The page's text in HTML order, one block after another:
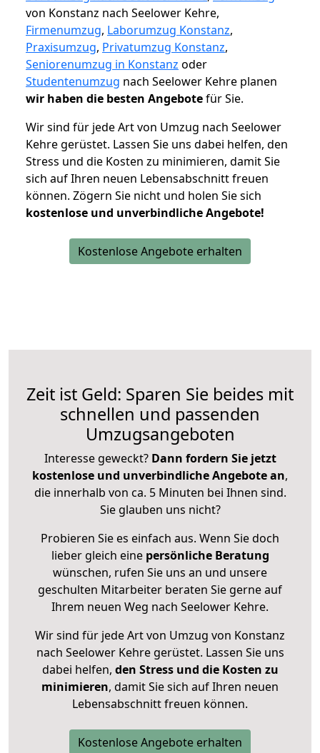
von Konstanz nach Seelower Kehre,
Firmenumzug, Laborumzug Konstanz,
Praxisumzug, Privatumzug Konstanz,
Seniorenumzug in Konstanz oder
Studentenumzug nach Seelower Kehre planen
wir haben die besten Angebotefür Sie.
Wir sind für jede Art von Umzug nach Seelower
Kehre gerüstet. Lassen Sie uns dabei helfen, den
Stress und die Kosten zu minimieren, damit Sie
sich auf Ihren neuen Lebensabschnitt freuen
können. Zögern Sie nicht und holen Sie sich
kostenlose und unverbindliche Angebote!
Kostenlose Angebote erhalten
Zeit ist Geld: Sparen Sie beides mit
schnellen und passenden
Umzugsangeboten
Interesse geweckt? Dann fordern Sie jetzt
kostenlose und unverbindliche Angebote an,
die innerhalb von ca. 5 Minuten bei Ihnen sind.
Sie glauben uns nicht?
Probieren Sie es einfach aus. Wenn Sie doch
lieber gleich eine persönliche Beratung
wünschen, rufen Sie uns an und unsere
geschulten Mitarbeiter beraten Sie gerne auf
Ihrem neuen Weg nach Seelower Kehre.
Wir sind für jede Art von Umzug von Konstanz
nach Seelower Kehre gerüstet. Lassen Sie uns
dabei helfen, den Stress und die Kosten zu
minimieren, damit Sie sich auf Ihren neuen
Lebensabschnitt freuen können.
Kostenlose Angebote erhalten